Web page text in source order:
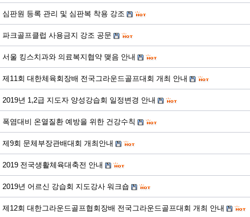
심판원 등록 관리 및 심판복 착용 강조
파크골프클럽 사용금지 강조 공문
서울 킹스치과와 의료복지협약 맺음 안내
제11회 대한체육회장배 전국그라운드골프대회 개최 안내
2019년 1,2급 지도자 양성강습회 일정변경 안내
폭염대비 온열질환 예방을 위한 건강수칙
제9회 문체부장관배대회 개최안내
2019 전국생활체육대축전 안내
2019년 어르신 강습회 지도강사 워크숍
제12회 대한그라운드골프협회장배 전국그라운드골프대회 개최 안내